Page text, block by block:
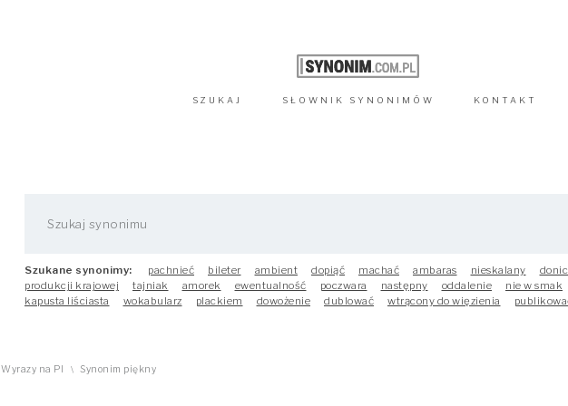
SZUKAJ SŁOWNIK SYNONIMÓW KONTAKT
Szukane synonimy: pachnieć bileter ambient dopiąć machać ambaras nieskalany
produkcji krajowej
tajniak amorek ewentualność poczwara następny oddalenie nie w smak
kapusta liściasta
wokabularz plackiem dowożenie dublować wtrącony do więzienia
Wyrazy na PI \ Synonim piękny